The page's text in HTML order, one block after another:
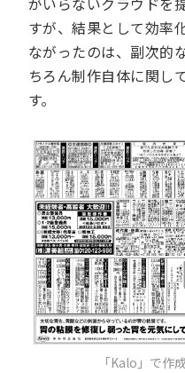
すが、結果として効率
ながったのは、副次的
ちろん制作自体に関し
す。
「Kalo」で作